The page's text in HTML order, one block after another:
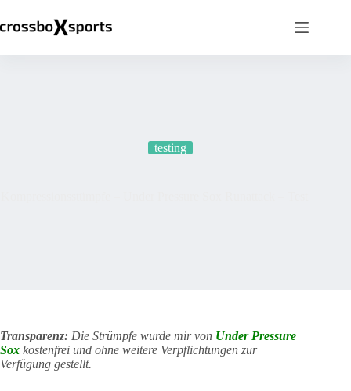
springen
testing
Transparenz: Die Strümpfe wurde mir von Under Pressure
Sox kostenfrei und ohne weitere Verpflichtungen zur
Verfügung gestellt.